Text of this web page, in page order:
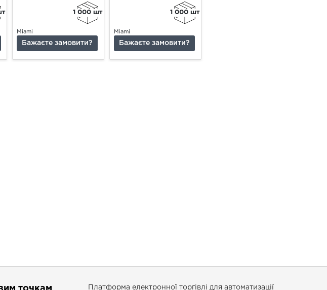
1 000 шт
Miami
Бажаєте замовити?
1 000 шт
Miami
Бажаєте замовити?
Платформа електронної торгівлі для автоматизації